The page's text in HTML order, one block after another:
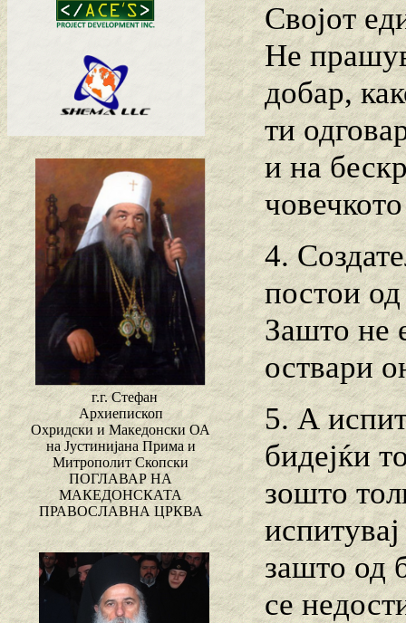
г.г. Стефан
Архиепископ
Охридски и Македонски ОА
на Јустинијана Прима и
Митрополит Скопски
ПОГЛАВАР НА
МАКЕДОНСКАТА
ПРАВОСЛАВНА ЦРКВА
Својот
Не
добар,
ти
и на
4.
постои
Зашто не
оствари
5. А
бидејќи
зошто
зашто од
се